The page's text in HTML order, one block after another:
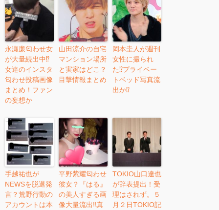
永瀬廉匂わせ女
が大量続出中⁉︎
女達のインスタ
匂わせ投稿画像
まとめ！ファン
の妄想か
山田涼介の自宅
マンション場所
と実家はどこ？
目撃情報まとめ
岡本圭人が週刊
女性に撮られ
た⁉︎プライベー
トベッド写真流
出か⁉︎
手越祐也が
NEWSを脱退発
言？荒野行動の
アカウントは本
平野紫耀匂わせ
彼女？『はる』
の美人すぎる画
像大量流出‼︎真
TOKIO山口達也
が辞表提出！受
理はされず。５
月２日TOKIO記